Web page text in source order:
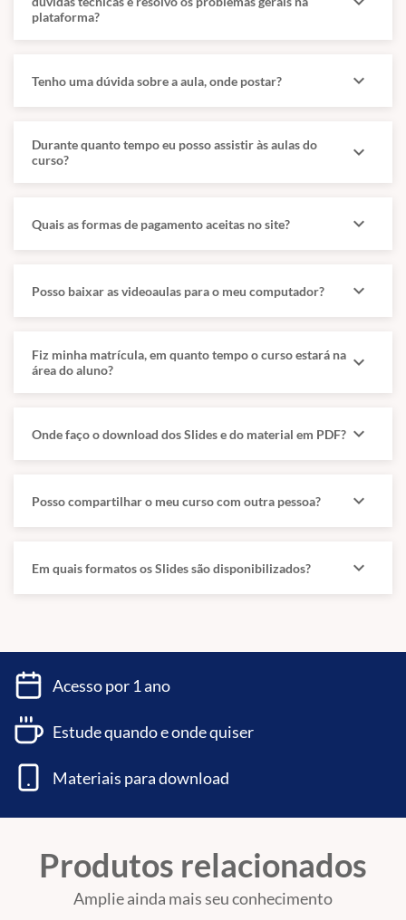
plataforma?
Tenho uma dúvida sobre a aula, onde postar? expand_more
Durante quanto tempo eu posso assistir às aulas do
curso?
expand_more
Quais as formas de pagamento aceitas no site? expand_more
Posso baixar as videoaulas para o meu computador? expand_more
Fiz minha matrícula, em quanto tempo o curso estará na
área do aluno?
expand_more
Onde faço o download dos Slides e do material em PDF? expand_more
Posso compartilhar o meu curso com outra pessoa? expand_more
Em quais formatos os Slides são disponibilizados? expand_more
Acesso por 1 ano
Estude quando e onde quiser
Materiais para download
Produtos relacionados
Amplie ainda mais seu conhecimento